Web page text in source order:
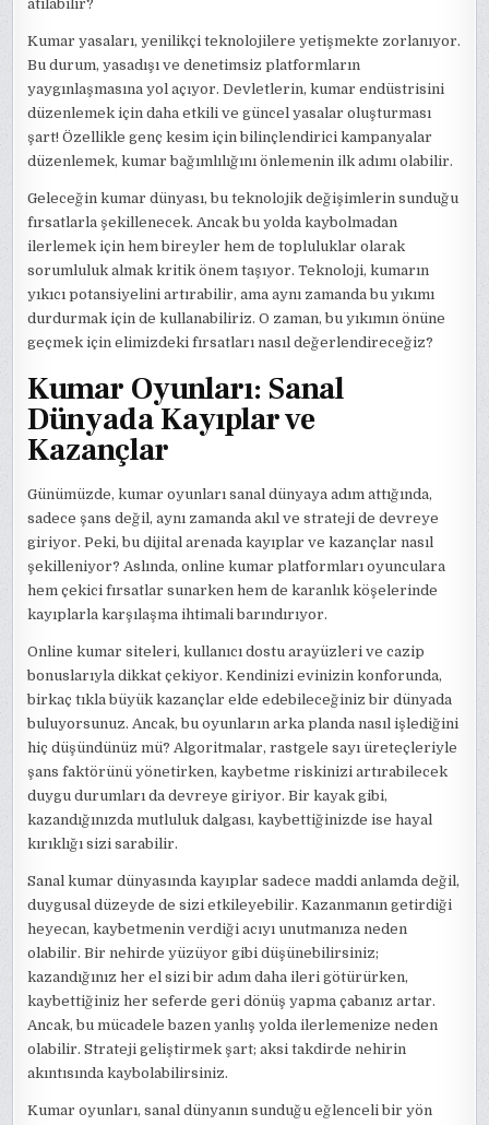
atılabilir?
Kumar yasaları, yenilikçi teknolojilere yetişmekte zorlanıyor.
Bu durum, yasadışı ve denetimsiz platformların
yaygınlaşmasına yol açıyor. Devletlerin, kumar endüstrisini
düzenlemek için daha etkili ve güncel yasalar oluşturması
şart! Özellikle genç kesim için bilinçlendirici kampanyalar
düzenlemek, kumar bağımlılığını önlemenin ilk adımı olabilir.
Geleceğin kumar dünyası, bu teknolojik değişimlerin sunduğu
fırsatlarla şekillenecek. Ancak bu yolda kaybolmadan
ilerlemek için hem bireyler hem de topluluklar olarak
sorumluluk almak kritik önem taşıyor. Teknoloji, kumarın
yıkıcı potansiyelini artırabilir, ama aynı zamanda bu yıkımı
durdurmak için de kullanabiliriz. O zaman, bu yıkımın önüne
geçmek için elimizdeki fırsatları nasıl değerlendireceğiz?
Kumar Oyunları: Sanal
Dünyada Kayıplar ve
Kazançlar
Günümüzde, kumar oyunları sanal dünyaya adım attığında,
sadece şans değil, aynı zamanda akıl ve strateji de devreye
giriyor. Peki, bu dijital arenada kayıplar ve kazançlar nasıl
şekilleniyor? Aslında, online kumar platformları oyunculara
hem çekici fırsatlar sunarken hem de karanlık köşelerinde
kayıplarla karşılaşma ihtimali barındırıyor.
Online kumar siteleri, kullanıcı dostu arayüzleri ve cazip
bonuslarıyla dikkat çekiyor. Kendinizi evinizin konforunda,
birkaç tıkla büyük kazançlar elde edebileceğiniz bir dünyada
buluyorsunuz. Ancak, bu oyunların arka planda nasıl işlediğini
hiç düşündünüz mü? Algoritmalar, rastgele sayı üreteçleriyle
şans faktörünü yönetirken, kaybetme riskinizi artırabilecek
duygu durumları da devreye giriyor. Bir kayak gibi,
kazandığınızda mutluluk dalgası, kaybettiğinizde ise hayal
kırıklığı sizi sarabilir.
Sanal kumar dünyasında kayıplar sadece maddi anlamda değil,
duygusal düzeyde de sizi etkileyebilir. Kazanmanın getirdiği
heyecan, kaybetmenin verdiği acıyı unutmanıza neden
olabilir. Bir nehirde yüzüyor gibi düşünebilirsiniz;
kazandığınız her el sizi bir adım daha ileri götürürken,
kaybettiğiniz her seferde geri dönüş yapma çabanız artar.
Ancak, bu mücadele bazen yanlış yolda ilerlemenize neden
olabilir. Strateji geliştirmek şart; aksi takdirde nehirin
akıntısında kaybolabilirsiniz.
Kumar oyunları, sanal dünyanın sunduğu eğlenceli bir yön